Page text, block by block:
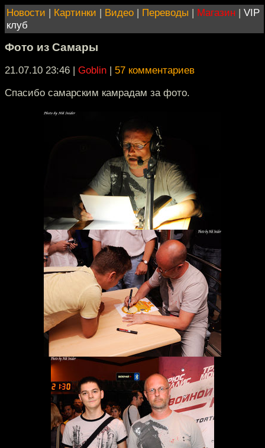
Новости | Картинки | Видео | Переводы | Магазин | VIP
клуб
Фото из Самары
21.07.10 23:46 | Goblin | 57 комментариев
Спасибо самарским камрадам за фото.